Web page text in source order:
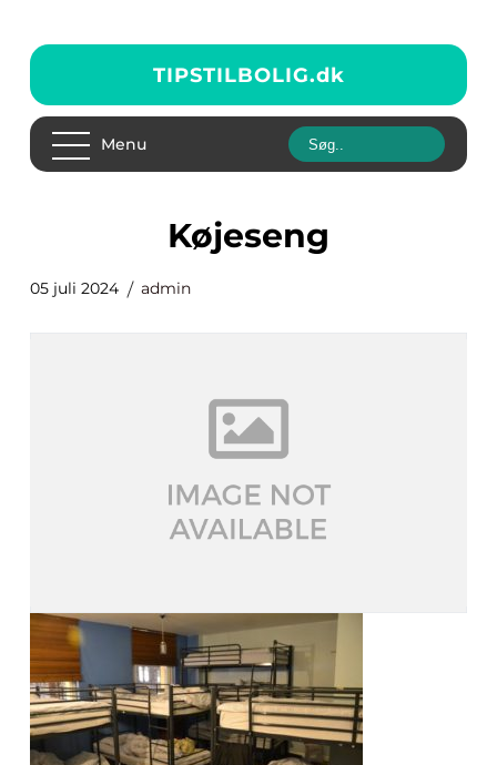
TIPSTILBOLIG.dk
Menu
Køjeseng
05 juli 2024 admin